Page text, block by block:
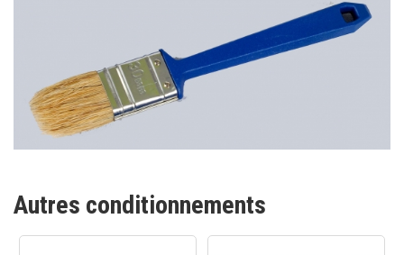
Autres conditionnements